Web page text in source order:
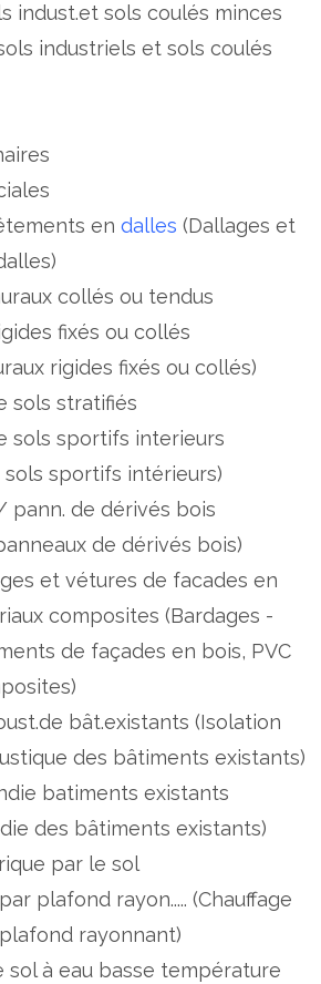
indust.et sols coulés minces
industriels et sols coulés
en dalles (Dallages et
collés ou tendus
fixés ou collés
rigides fixés ou collés)
sols stratifiés
sols sportifs interieurs
sportifs intérieurs)
pann. de dérivés bois
de dérivés bois)
et vétures de facades en
composites (Bardages -
de façades en bois, PVC
bât.existants (Isolation
des bâtiments existants)
batiments existants
des bâtiments existants)
par le sol
plafond rayon..... (Chauffage
rayonnant)
sol à eau basse température